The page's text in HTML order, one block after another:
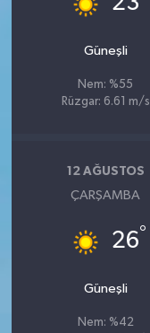
Güneşli
Nem: %55
Rüzgar: 6.61 m/s
12 AĞUSTOS
ÇARŞAMBA
26°
Güneşli
Nem: %42